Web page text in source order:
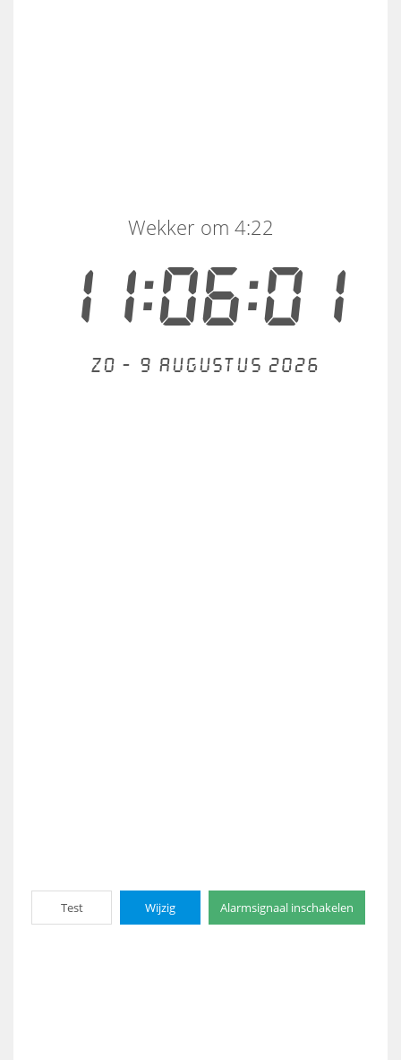
11:06:01
Wekker om 4:22
Zo - 9 augustus 2026
Test Wijzig Alarmsignaal inschakelen